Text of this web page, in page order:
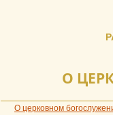
О
О церковном